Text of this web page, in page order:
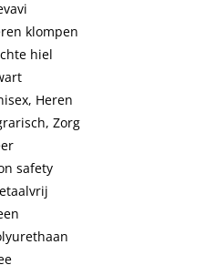
klompen
hiel
Heren
Zorg
safety